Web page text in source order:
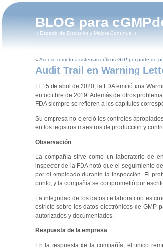
BLOG para
:: Espacio de Discusión y Mejora Contínua ::
« Acceso remoto a sistemas críticos GxP por parte de
Audit Trail en Warning
El 15 de abril de 2020, la FDA emitió una
en octubre de 2019. Además de otros
FDA siempre se refieren a los capítulos
Su empresa no ejerció los controles
en los registros maestros de producción y
Observación
La compañía sirve como un laboratorio de
inspector de la FDA notó que el seguimiento
por el empleado durante la inspección. El
punto, y la compañía se comprometió por
La integridad de los datos de laboratorio es
estricto sobre los datos electrónicos de GMP
autorizados y documentados.
Respuesta de la empresa
En la respuesta de la compañía, el único